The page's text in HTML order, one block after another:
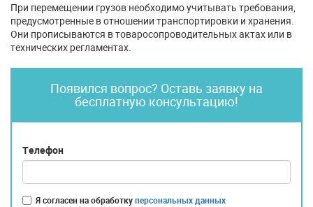
При перемещении грузов необходимо учитывать требования,
предусмотренные в отношении транспортировки и хранения.
Они прописываются в товаросопроводительных актах или в
технических регламентах.
Появился вопрос? Оставь заявку на
бесплатную консультацию!
Телефон
Я согласен на обработкуперсональных данных